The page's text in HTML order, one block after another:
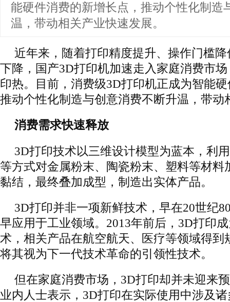
能硬件消费的新增长点，推动个性化制造
温，带动相关产业快速发展。
近年来，随着打印精度提升、操作门槛
下降，国产3D打印机加速走入家庭消费市
印热。目前，消费级3D打印机正成为智能
推动个性化制造与创意消费不断升温，带动
消费需求快速释放
3D打印技术以三维设计模型为蓝本，利
等方式对金属粉末、陶瓷粉末、塑料等材料
黏结，最终叠加成型，制造出实体产品。
3D打印并非一项新鲜技术，早在20世纪
早应用于工业领域。2013年前后，3D打印
术，相关产品在航空航天、医疗等领域得到
将其视为下一代技术革命的引领性技术。
但在家庭消费市场，3D打印却并未迎来
业内人士表示，3D打印在实际使用中涉及